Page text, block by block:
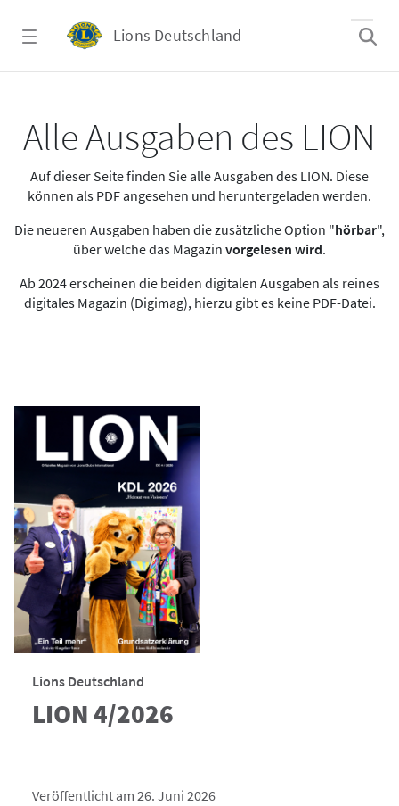
Lions Deutschland
Alle Ausgaben des LION
Auf dieser Seite finden Sie alle Ausgaben des LION. Diese
können als PDF angesehen und heruntergeladen werden.
Die neueren Ausgaben haben die zusätzliche Option "hörbar",
über welche das Magazin vorgelesen wird.
Ab 2024 erscheinen die beiden digitalen Ausgaben als reines
digitales Magazin (Digimag), hierzu gibt es keine PDF-Datei.
Lions Deutschland
LION 4/2026
Veröffentlicht am 26. Juni 2026